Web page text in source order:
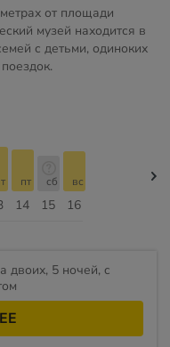
от площади
музей находится в
с детьми, одиноких
14
пт
15
сб
16
вс
двоих, 5 ночей, c